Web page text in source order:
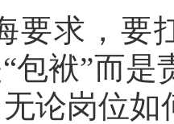
要求，要
包袱”而是
无论岗位